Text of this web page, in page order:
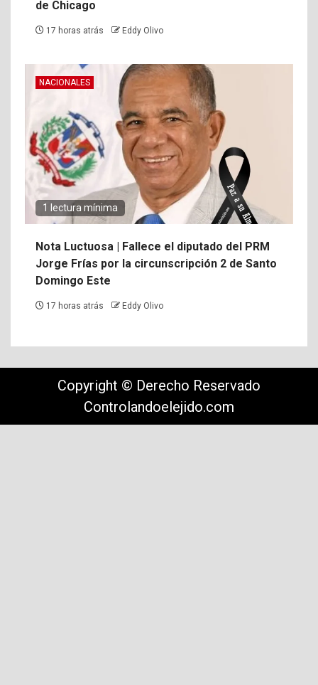
de Chicago
17 horas atrás Eddy Olivo
NACIONALES
1 lectura mínima
Nota Luctuosa | Fallece el diputado del PRM
Jorge Frías por la circunscripción 2 de Santo
Domingo Este
17 horas atrás Eddy Olivo
Copyright © Derecho Reservado
Controlandoelejido.com